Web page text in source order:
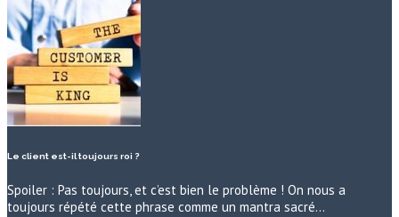
Le client est-il toujours roi ?
Spoiler : Pas toujours, et c’est bien le problème ! On nous a
toujours répété cette phrase comme un mantra sacré…